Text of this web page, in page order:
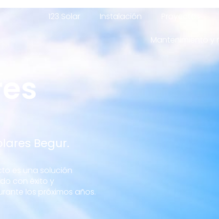
123 Solar Instalación
Mantenimiento y
Begur.
es una solución
con éxito y
los próximos años.